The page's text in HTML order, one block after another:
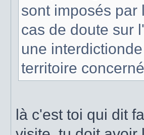
sont imposés par
cas de doute sur
une
territoire
là c'est toi qui dit